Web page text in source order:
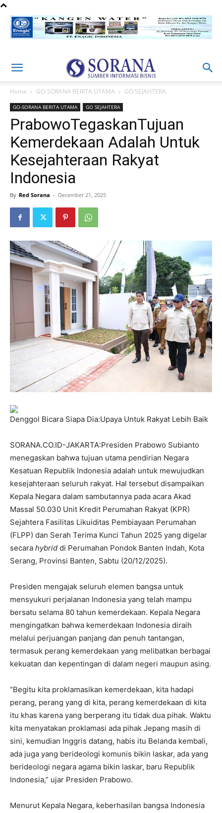
Home GO-SORANA BERITA UTAMA GO SEJAHTERA
GO-SORANA BERITA UTAMA GO SEJAHTERA
PrabowoTegaskanTujuan
Kemerdekaan Adalah Untuk
Kesejahteraan Rakyat
Indonesia
By Red Sorana - December 21, 2025
Denggol Bicara Siapa Dia:Upaya Untuk Rakyat Lebih Baik
SORANA.CO.ID-JAKARTA:Presiden Prabowo Subianto
menegaskan bahwa tujuan utama pendirian Negara
Kesatuan Republik Indonesia adalah untuk mewujudkan
kesejahteraan seluruh rakyat. Hal tersebut disampaikan
Kepala Negara dalam sambutannya pada acara Akad
Massal 50.030 Unit Kredit Perumahan Rakyat (KPR)
Sejahtera Fasilitas Likuiditas Pembiayaan Perumahan
(FLPP) dan Serah Terima Kunci Tahun 2025 yang digelar
secara hybrid di Perumahan Pondok Banten Indah, Kota
Serang, Provinsi Banten, Sabtu (20/12/2025).
Presiden mengajak seluruh elemen bangsa untuk
mensyukuri perjalanan Indonesia yang telah mampu
bersatu selama 80 tahun kemerdekaan. Kepala Negara
mengingatkan bahwa kemerdekaan Indonesia diraih
melalui perjuangan panjang dan penuh tantangan,
termasuk perang kemerdekaan yang melibatkan berbagai
kekuatan dan kepentingan di dalam negeri maupun asing.
“Begitu kita proklamasikan kemerdekaan, kita hadapi
perang, perang yang di kita, perang kemerdekaan di kita
itu khas karena yang berperang itu tidak dua pihak. Waktu
kita menyatakan proklamasi ada pihak Jepang masih di
sini, kemudian Inggris datang, habis itu Belanda kembali,
ada juga yang berideologi komunis bikin laskar, ada yang
berideologi negara agama bikin laskar, baru Republik
Indonesia,” ujar Presiden Prabowo.
Menurut Kepala Negara, keberhasilan bangsa Indonesia